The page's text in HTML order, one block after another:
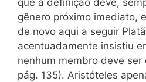
que a definição deve,
gênero próximo imediato,
de novo aqui a seguir
acentuadamente insistiu
nenhum membro deve ser
pág. 135). Aristóteles